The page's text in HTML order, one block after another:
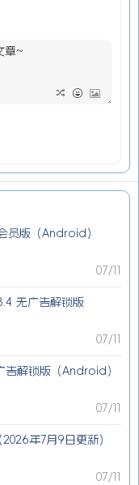
员版（Android）
07/11
无广告解锁版
07/11
告解锁版（Android）
07/11
年7月9日更新）
07/11